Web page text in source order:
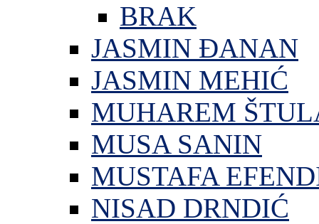
BRAK
JASMIN ĐANAN
JASMIN MEHIĆ
MUHAREM
MUSA SANIN
MUSTAFA
NISAD DRNDIĆ